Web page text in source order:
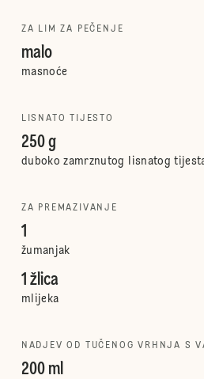
ZA LIM ZA PEČENJE
malo
masnoće
LISNATO TIJESTO
250 g
duboko zamrznutog lisnatog
ZA PREMAZIVANJE
1
žumanjak
1 žlica
mlijeka
NADJEV OD TUČENOG VRHNJA S
200 ml